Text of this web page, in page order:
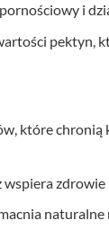
i
pektyn,
które